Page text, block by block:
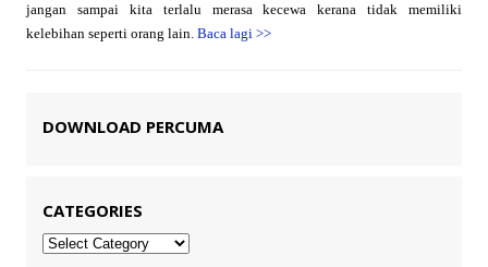
jangan sampai kita terlalu merasa kecewa kerana tidak memiliki
kelebihan seperti orang lain. Baca lagi >>
DOWNLOAD PERCUMA
CATEGORIES
Categories